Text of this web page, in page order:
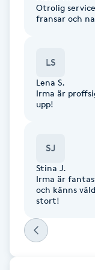
Hot Stone Massage
Huduppstramning
Hyaluronsyra
Hypnos
Otrolig
fransar och
LS
Lena S.
Irma är
upp!
SJ
Stina J.
Irma är
och känns
stort!